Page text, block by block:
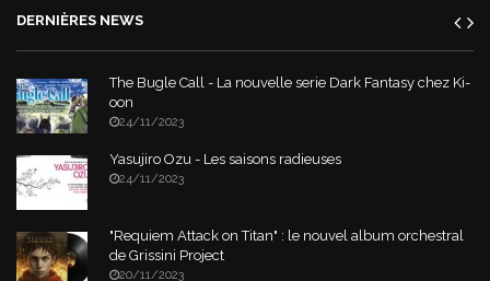
DERNIÈRES NEWS
The Bugle Call - La nouvelle serie Dark Fantasy chez Ki-
oon
24/11/2023
Yasujiro Ozu - Les saisons radieuses
24/11/2023
"Requiem Attack on Titan" : le nouvel album orchestral
de Grissini Project
20/11/2023